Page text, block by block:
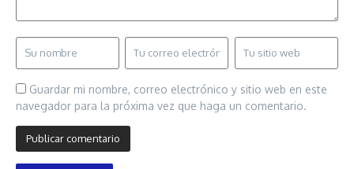
Guardar mi nombre, correo electrónico y sitio web en este
navegador para la próxima vez que haga un comentario.